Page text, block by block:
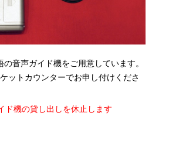
音声ガイド機をご用意しています。
ットカウンターでお申し付けくださ
ド機の貸し出しを休止します